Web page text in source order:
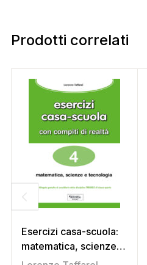
Prodotti correlati
Esercizi casa-scuola:
matematica, scienze e
tecnologia 4